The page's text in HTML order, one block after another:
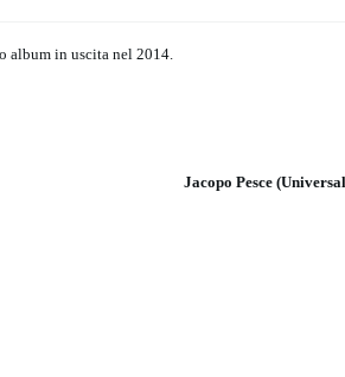
album in uscita nel 2014.
Jacopo Pesce